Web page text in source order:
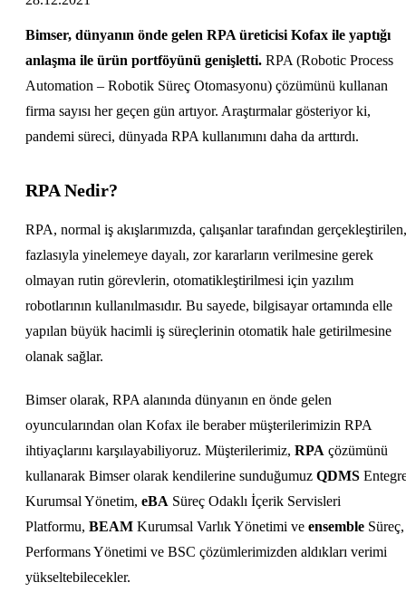
Bimser, dünyanın önde gelen RPA üreticisi Kofax ile yaptığı
anlaşma ile ürün portföyünü genişletti. RPA (Robotic Process
Automation – Robotik Süreç Otomasyonu) çözümünü kullanan
firma sayısı her geçen gün artıyor. Araştırmalar gösteriyor ki,
pandemi süreci, dünyada RPA kullanımını daha da arttırdı.
RPA Nedir?
RPA, normal iş akışlarımızda, çalışanlar tarafından gerçekleştirilen,
fazlasıyla yinelemeye dayalı, zor kararların verilmesine gerek
olmayan rutin görevlerin, otomatikleştirilmesi için yazılım
robotlarının kullanılmasıdır. Bu sayede, bilgisayar ortamında elle
yapılan büyük hacimli iş süreçlerinin otomatik hale getirilmesine
olanak sağlar.
Bimser olarak, RPA alanında dünyanın en önde gelen
oyuncularından olan Kofax ile beraber müşterilerimizin RPA
ihtiyaçlarını karşılayabiliyoruz. Müşterilerimiz, RPA çözümünü
kullanarak Bimser olarak kendilerine sunduğumuz QDMS
Kurumsal Yönetim, eBA Süreç Odaklı İçerik Servisleri
Platformu, BEAM Kurumsal Varlık Yönetimi ve ensemble Süreç,
Performans Yönetimi ve BSC çözümlerimizden aldıkları verimi
yükseltebilecekler.